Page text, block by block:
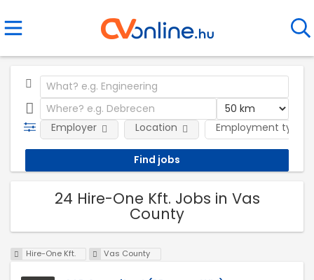
Employment type
Employer Location
24 Hire-One Kft. Jobs in Vas
County
Hire-One Kft. Vas County